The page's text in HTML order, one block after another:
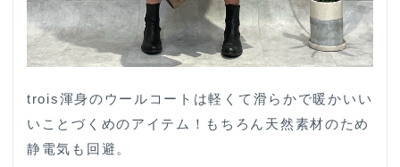
trois渾身のウールコートは軽くて滑らかで暖かいい
いことづくめのアイテム！もちろん天然素材のため
静電気も回避。